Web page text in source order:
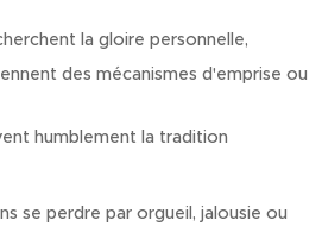
la gloire personnelle,
des mécanismes d'emprise ou
humblement la tradition
se perdre par orgueil, jalousie ou